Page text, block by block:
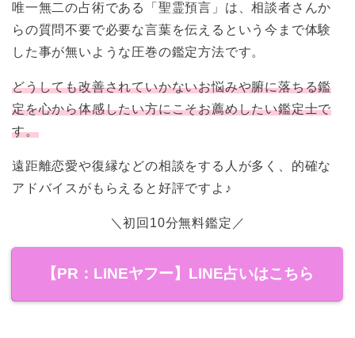
唯一無二の占術である「聖霊預言」は、相談者さんか
らの質問不要で必要な言葉を伝えるという今まで体験
した事が無いような圧巻の鑑定方法です。
どうしても改善されていかないお悩みや腑に落ちる鑑
定を心から体感したい方にこそお薦めしたい鑑定士で
す。
遠距離恋愛や復縁などの相談をする人が多く、的確な
アドバイスがもらえると好評ですよ♪
＼初回10分無料鑑定／
【PR：LINEヤフー】LINE占いはこちら